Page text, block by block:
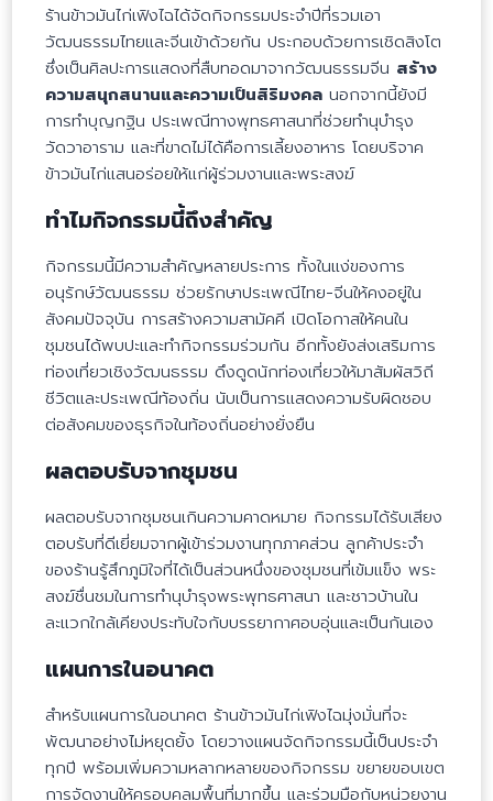
ร้านข้าวมันไก่เฟิงไฉได้จัดกิจกรรมประจำปีที่รวมเอา
วัฒนธรรมไทยและจีนเข้าด้วยกัน ประกอบด้วยการเชิดสิงโต
ซึ่งเป็นศิลปะการแสดงที่สืบทอดมาจากวัฒนธรรมจีน สร้าง
ความสนุกสนานและความเป็นสิริมงคล นอกจากนี้ยังมี
การทำบุญกฐิน ประเพณีทางพุทธศาสนาที่ช่วยทำนุบำรุง
วัดวาอาราม และที่ขาดไม่ได้คือการเลี้ยงอาหาร โดยบริจาค
ข้าวมันไก่แสนอร่อยให้แก่ผู้ร่วมงานและพระสงฆ์
ทำไมกิจกรรมนี้ถึงสำคัญ
กิจกรรมนี้มีความสำคัญหลายประการ ทั้งในแง่ของการ
อนุรักษ์วัฒนธรรม ช่วยรักษาประเพณีไทย-จีนให้คงอยู่ใน
สังคมปัจจุบัน การสร้างความสามัคคี เปิดโอกาสให้คนใน
ชุมชนได้พบปะและทำกิจกรรมร่วมกัน อีกทั้งยังส่งเสริมการ
ท่องเที่ยวเชิงวัฒนธรรม ดึงดูดนักท่องเที่ยวให้มาสัมผัสวิถี
ชีวิตและประเพณีท้องถิ่น นับเป็นการแสดงความรับผิดชอบ
ต่อสังคมของธุรกิจในท้องถิ่นอย่างยั่งยืน
ผลตอบรับจากชุมชน
ผลตอบรับจากชุมชนเกินความคาดหมาย กิจกรรมได้รับเสียง
ตอบรับที่ดีเยี่ยมจากผู้เข้าร่วมงานทุกภาคส่วน ลูกค้าประจำ
ของร้านรู้สึกภูมิใจที่ได้เป็นส่วนหนึ่งของชุมชนที่เข้มแข็ง พระ
สงฆ์ชื่นชมในการทำนุบำรุงพระพุทธศาสนา และชาวบ้านใน
ละแวกใกล้เคียงประทับใจกับบรรยากาศอบอุ่นและเป็นกันเอง
แผนการในอนาคต
สำหรับแผนการในอนาคต ร้านข้าวมันไก่เฟิงไฉมุ่งมั่นที่จะ
พัฒนาอย่างไม่หยุดยั้ง โดยวางแผนจัดกิจกรรมนี้เป็นประจำ
ทุกปี พร้อมเพิ่มความหลากหลายของกิจกรรม ขยายขอบเขต
การจัดงานให้ครอบคลุมพื้นที่มากขึ้น และร่วมมือกับหน่วยงาน